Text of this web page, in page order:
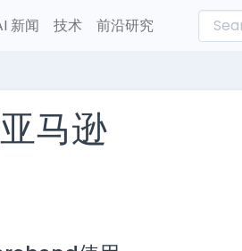
新闻 技术 前沿研究
马逊